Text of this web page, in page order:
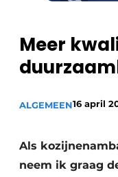
Gevelbouw
Meest
Privacy /
Vacature
Meer
ALGEMEEN16 april
Als
neem ik graag